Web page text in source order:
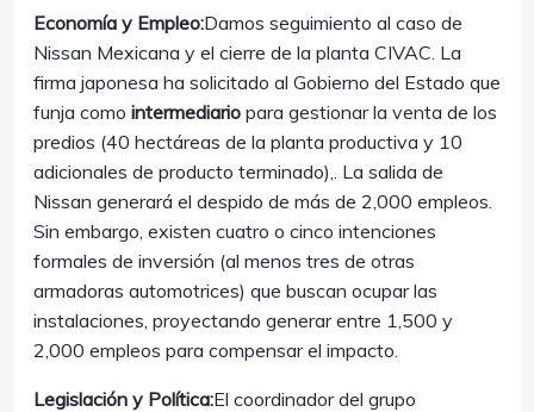
Economía y Empleo:Damos seguimiento al caso de
Nissan Mexicana y el cierre de la planta CIVAC. La
firma japonesa ha solicitado al Gobierno del Estado que
funja como intermediario para gestionar la venta de los
predios (40 hectáreas de la planta productiva y 10
adicionales de producto terminado),. La salida de
Nissan generará el despido de más de 2,000 empleos.
Sin embargo, existen cuatro o cinco intenciones
formales de inversión (al menos tres de otras
armadoras automotrices) que buscan ocupar las
instalaciones, proyectando generar entre 1,500 y
2,000 empleos para compensar el impacto.
Legislación y Política:El coordinador del grupo